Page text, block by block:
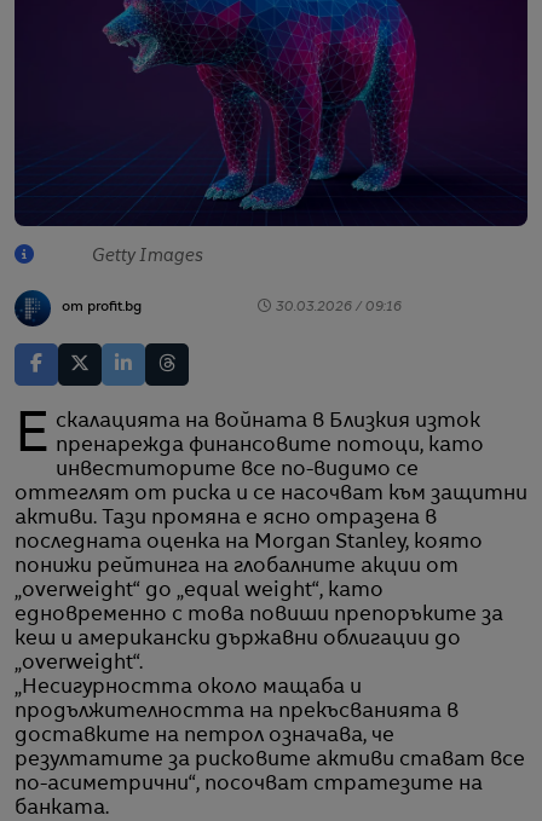
Getty Images
от profit.bg 30.03.2026 / 09:16
Ескалацията на войната в Близкия изток пренарежда финансовите потоци, като
инвеститорите все по-видимо се
оттеглят от риска и се насочват към защитни
активи. Тази промяна е ясно отразена в
последната оценка на Morgan Stanley, която
понижи рейтинга на глобалните акции от
„overweight“ до „equal weight“, като
едновременно с това повиши препоръките за
кеш и американски държавни облигации до
„overweight“.
„Несигурността около мащаба и
продължителността на прекъсванията в
доставките на петрол означава, че
резултатите за рисковите активи стават все
по-асиметрични“, посочват стратезите на
банката.